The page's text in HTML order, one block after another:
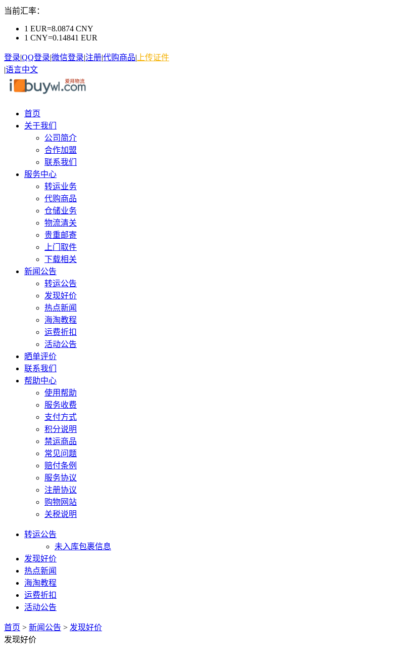
当前汇率：
1 EUR=8.0874 CNY
1 CNY=0.14841 EUR
登录|QQ登录|微信登录|注册|代购商品| 上传证件
|语言中文
首页
关于我们
公司简介
合作加盟
联系我们
服务中心
转运业务
代购商品
仓储业务
物流清关
贵重邮寄
上门取件
下载相关
新闻公告
转运公告
发现好价
热点新闻
海淘教程
运费折扣
活动公告
晒单评价
联系我们
帮助中心
使用帮助
服务收费
支付方式
积分说明
禁运商品
常见问题
赔付条例
服务协议
注册协议
购物网站
关税说明
转运公告
未入库包裹信息
发现好价
热点新闻
海淘教程
运费折扣
活动公告
首页 > 新闻公告 > 发现好价
发现好价